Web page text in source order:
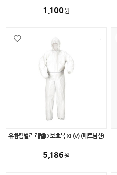
1,100원
유한킴벌리 레벨D 보호복 XL(V) (베트남산)
5,186원